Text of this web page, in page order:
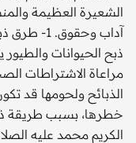
الشعيرة العظيمة
آداب
ذبح الحيوانات
مراعاة الاشتراطات
الذبائح ولحومها قد
خطرها، بسبب طريقة
الكريم محمد عليه